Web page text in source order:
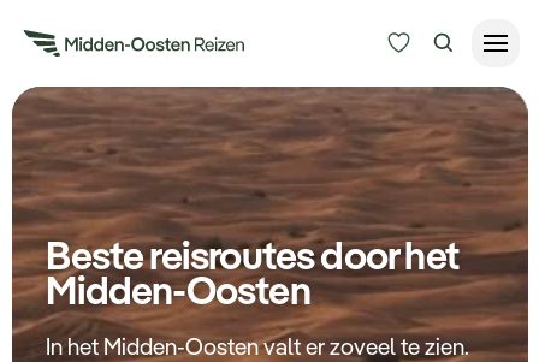
Alle bestemmingen
Type Reizen
Inspiratie
Reisduur
Budget
Zoeken
Beste reisroutes door het
Midden-Oosten
In het Midden-Oosten valt er zoveel te zien.